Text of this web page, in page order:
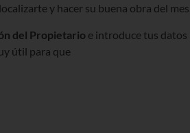
y hacer su buena obra del
del Propietario e introduce tus datos
útil para que